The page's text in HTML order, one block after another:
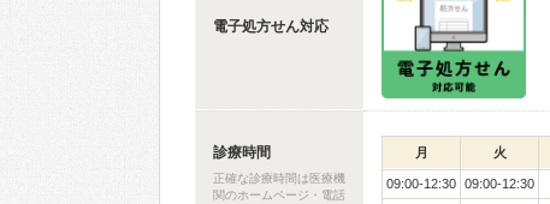
電子処方せん対応
診療時間
正確な診療時間は医療機
関のホームページ・電話
月 火
09:00-12:30 09:00-12:30